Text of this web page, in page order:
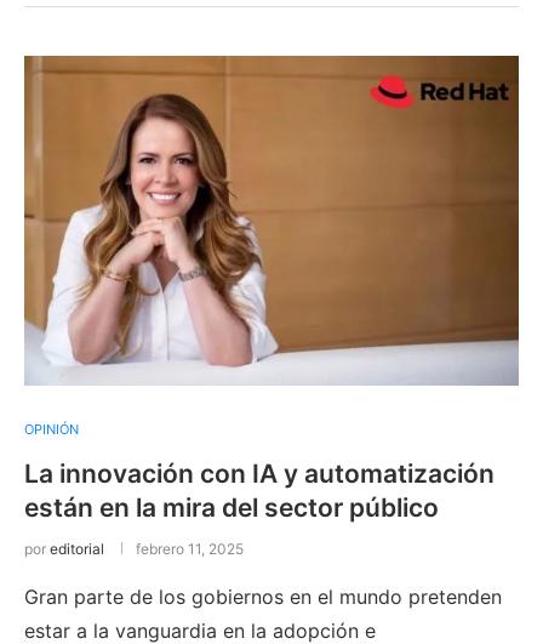
OPINIÓN
La innovación con IA y automatización
están en la mira del sector público
por editorial febrero 11, 2025
Gran parte de los gobiernos en el mundo pretenden
estar a la vanguardia en la adopción e